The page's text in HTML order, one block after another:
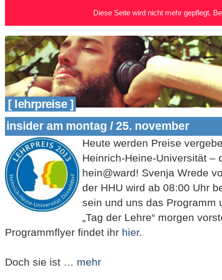
[ lehrpreise ]
insider am montag / 25. november
Heute werden Preise
Heinrich-Heine-Universität –
hein@ward! Svenja Wrede
der HHU wird ab 08:00 Uhr
sein und uns das Programm
„Tag der Lehre“ morgen
Programmflyer findet ihr hier.
Doch sie ist … mehr
Diese Seite wird nicht mehr gepflegt.